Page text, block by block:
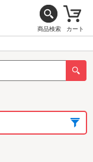
商品検索 カート